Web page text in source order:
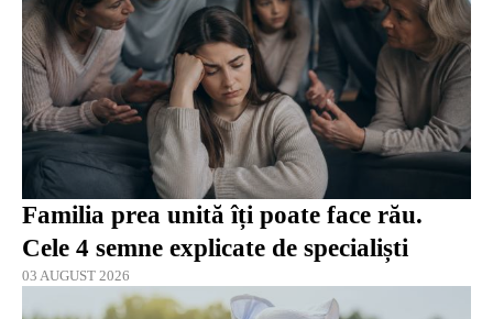
Familia prea unită îți poate face rău.
Cele 4 semne explicate de specialiști
03 AUGUST 2026